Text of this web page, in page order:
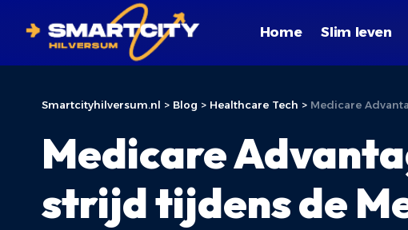
Home Slim leven
Smartcityhilversum.nl > Blog > Healthcare Tech > Medicare
Medicare
strijd tijdens de